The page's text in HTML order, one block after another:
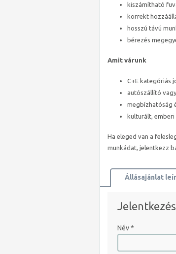
kiszámítható
korrekt
hosszú távú
bérezés
Amit várunk
C+E kategóriás
autószállító
megbízhatóság
kulturált, emberi
Ha eleged van a
munkádat, jelentkezz
Állásajánlat
Név*